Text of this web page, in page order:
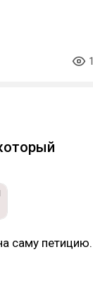
саму петицию.